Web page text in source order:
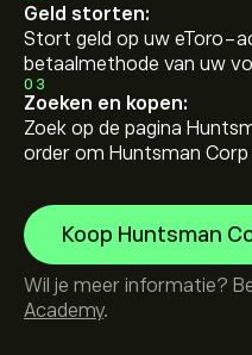
Geld storten:
Stort geld op uw eToro-
betaalmethode van uw
03
Zoeken en kopen:
Zoek op de pagina
order om Huntsman Corp
Koop Huntsman
Wil je meer informatie?
Academy.